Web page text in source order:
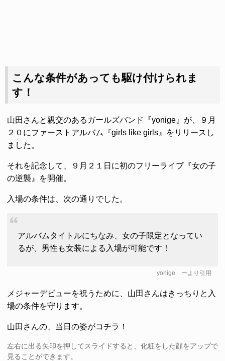
こんな条件があっても駆け付けられま
す！
山田さんと親交のあるガールズバンド『yonige』が、９月
２０にファーストアルバム『girls like girls』をリリースし
ました。
それを記念して、９月２１日に初のフリーライブ『女の子
の逆襲』を開催。
入場の条件は、次の通りでした。
アルバムタイトルにちなみ、女の子限定となってい
るが、男性も女装による入場が可能です！
yonige ーより引用
メジャーデビューを祝うために、山田さんはきっちりと入
場の条件を守ります。
山田さんの、当日の姿がコチラ！
左右に出る矢印を押してスライドすると、化粧をした顔をアップで
見ることができます。